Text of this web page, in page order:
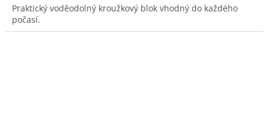
Praktický voděodolný kroužkový blok vhodný do každého
počasí.